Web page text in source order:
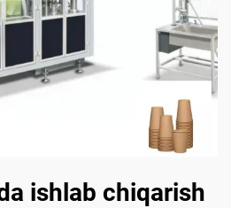
ishlab chiqarish